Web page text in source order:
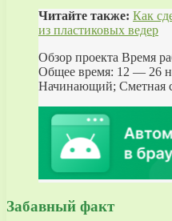
Читайте также: Как
из пластиковых ведер
Обзор проекта Время
Общее время: 12 — 26
Начинающий; Сметная
Забавный факт